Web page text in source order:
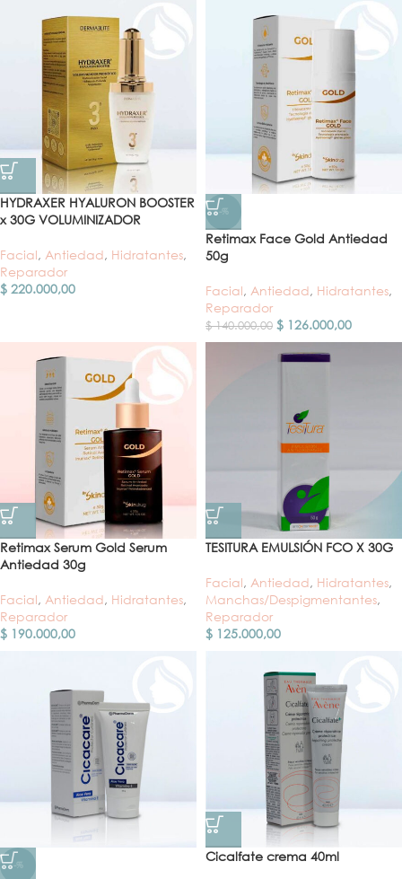
HYDRAXER HYALURON BOOSTER
x 30G VOLUMINIZADOR
Facial, Antiedad, Hidratantes,
Reparador
$ 220.000,00
-%
Retimax Face Gold Antiedad
50g
Facial, Antiedad, Hidratantes,
Reparador
$140.000,00 $ 126.000,00
Retimax Serum Gold Serum
Antiedad 30g
Facial, Antiedad, Hidratantes,
Reparador
$ 190.000,00
TESITURA EMULSIÓN FCO X 30G
Facial, Antiedad, Hidratantes,
Manchas/Despigmentantes,
Reparador
$ 125.000,00
-%
Cicalfate crema 40ml